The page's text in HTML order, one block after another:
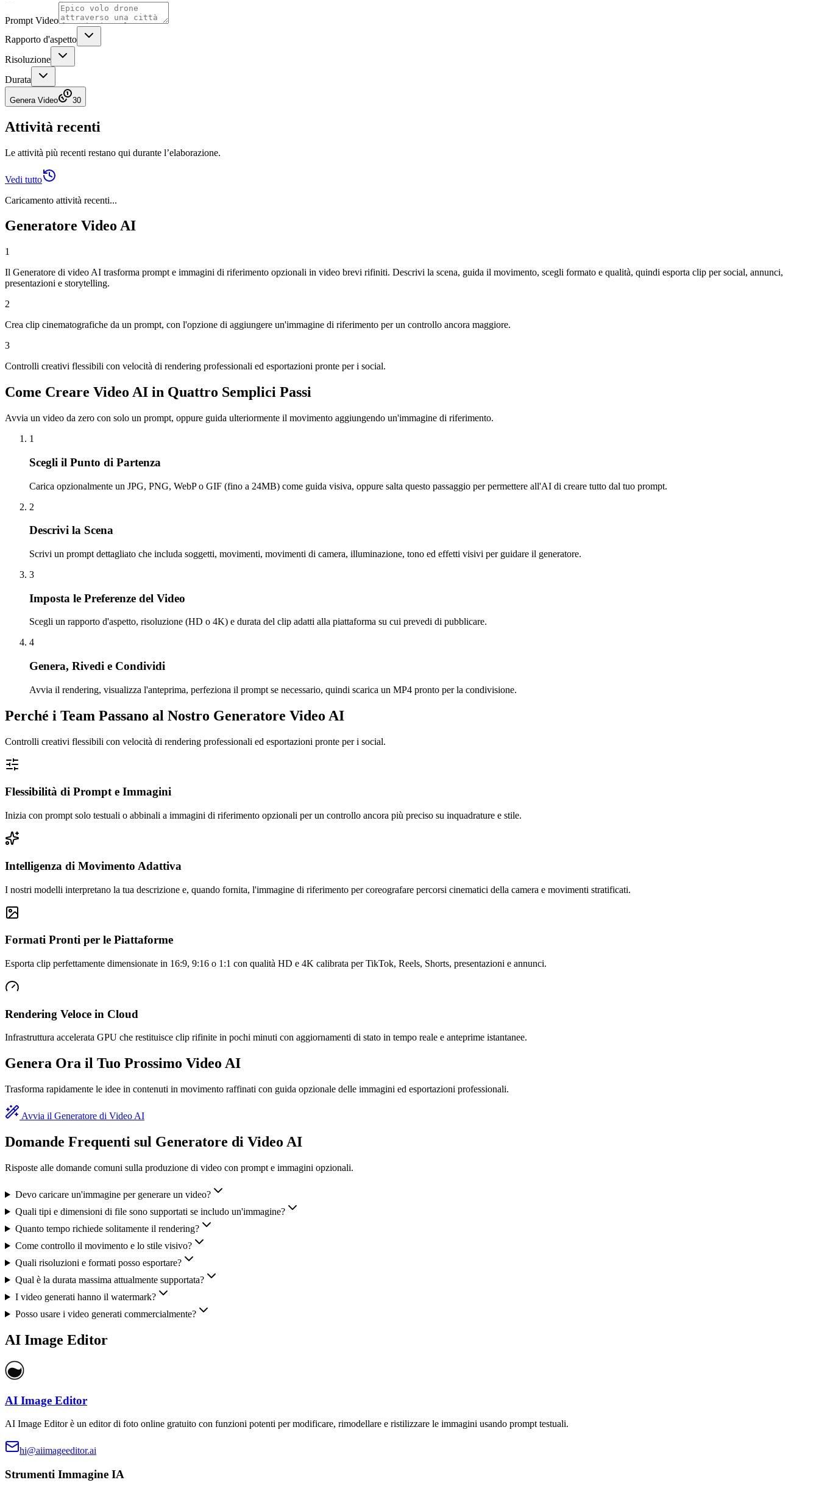
Prompt Video
Rapporto d'aspetto
Risoluzione
Durata
Genera Video 30
Attività recenti
Le attività più recenti restano qui durante l’elaborazione.
Vedi tutto
Caricamento attività recenti...
Generatore Video AI
1
Il Generatore di video AI trasforma prompt e immagini di riferimento opzionali in video brevi rifiniti. Descrivi la scena, guida il movimento, scegli formato e qualità, quindi esporta clip per social, annunci,
presentazioni e storytelling.
2
Crea clip cinematografiche da un prompt, con l'opzione di aggiungere un'immagine di riferimento per un controllo ancora maggiore.
3
Controlli creativi flessibili con velocità di rendering professionali ed esportazioni pronte per i social.
Come Creare Video AI in Quattro Semplici Passi
Avvia un video da zero con solo un prompt, oppure guida ulteriormente il movimento aggiungendo un'immagine di riferimento.
1
Scegli il Punto di Partenza
Carica opzionalmente un JPG, PNG, WebP o GIF (fino a 24MB) come guida visiva, oppure salta questo passaggio per permettere all'AI di creare tutto dal tuo prompt.
2
Descrivi la Scena
Scrivi un prompt dettagliato che includa soggetti, movimenti, movimenti di camera, illuminazione, tono ed effetti visivi per guidare il generatore.
3
Imposta le Preferenze del Video
Scegli un rapporto d'aspetto, risoluzione (HD o 4K) e durata del clip adatti alla piattaforma su cui prevedi di pubblicare.
4
Genera, Rivedi e Condividi
Avvia il rendering, visualizza l'anteprima, perfeziona il prompt se necessario, quindi scarica un MP4 pronto per la condivisione.
Perché i Team Passano al Nostro Generatore Video AI
Controlli creativi flessibili con velocità di rendering professionali ed esportazioni pronte per i social.
Flessibilità di Prompt e Immagini
Inizia con prompt solo testuali o abbinali a immagini di riferimento opzionali per un controllo ancora più preciso su inquadrature e stile.
Intelligenza di Movimento Adattiva
I nostri modelli interpretano la tua descrizione e, quando fornita, l'immagine di riferimento per coreografare percorsi cinematici della camera e movimenti stratificati.
Formati Pronti per le Piattaforme
Esporta clip perfettamente dimensionate in 16:9, 9:16 o 1:1 con qualità HD e 4K calibrata per TikTok, Reels, Shorts, presentazioni e annunci.
Rendering Veloce in Cloud
Infrastruttura accelerata GPU che restituisce clip rifinite in pochi minuti con aggiornamenti di stato in tempo reale e anteprime istantanee.
Genera Ora il Tuo Prossimo Video AI
Trasforma rapidamente le idee in contenuti in movimento raffinati con guida opzionale delle immagini ed esportazioni professionali.
Avvia il Generatore di Video AI
Domande Frequenti sul Generatore di Video AI
Risposte alle domande comuni sulla produzione di video con prompt e immagini opzionali.
Devo caricare un'immagine per generare un video?
Quali tipi e dimensioni di file sono supportati se includo un'immagine?
Quanto tempo richiede solitamente il rendering?
Come controllo il movimento e lo stile visivo?
Quali risoluzioni e formati posso esportare?
Qual è la durata massima attualmente supportata?
I video generati hanno il watermark?
Posso usare i video generati commercialmente?
AI Image Editor
AI Image Editor
AI Image Editor è un editor di foto online gratuito con funzioni potenti per modificare, rimodellare e ristilizzare le immagini usando prompt testuali.
hi@aiimageeditor.ai
Strumenti Immagine IA